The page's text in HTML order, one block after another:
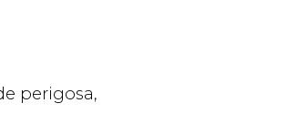
perigosa,